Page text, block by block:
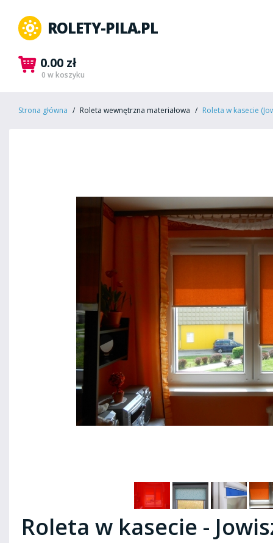
ROLETY-PILA.PL
0.00 zł
0 w koszyku
Strona główna Roleta wewnętrzna materiałowa Roleta w kasecie
Roleta w kasecie -